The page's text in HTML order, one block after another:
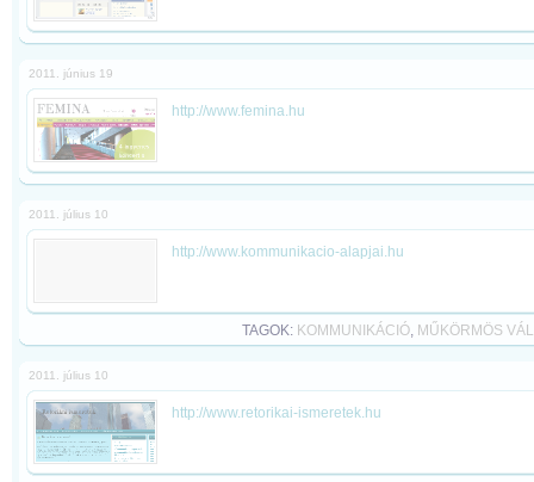
2011. június 19
http://www.femina.hu
2011. július 10
http://www.kommunikacio-alapjai.hu
TAGOK: KOMMUNIKÁCIÓ, MŰKÖRMÖS
2011. július 10
http://www.retorikai-ismeretek.hu